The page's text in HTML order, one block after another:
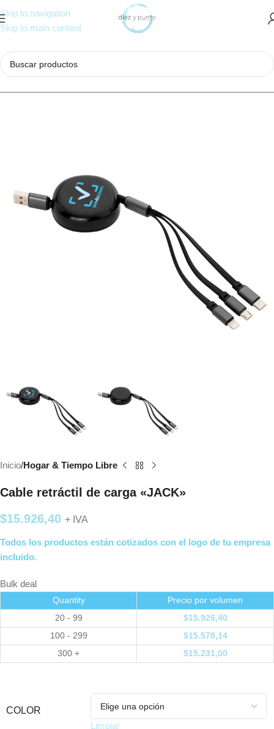
Skip to navigation
Skip to main content
Inicio Hogar & Tiempo Libre
Cable retráctil de carga «JACK»
$15.926,40 + IVA
Todos los productos están cotizados con el logo de tu empresa
incluido.
Bulk deal
Quantity
Precio por volumen
20 - 99
$15.926,40
100 - 299
$15.578,14
300 +
$15.231,00
COLOR
Limpiar